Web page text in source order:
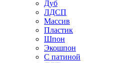
Дуб
ЛДСП
Массив
Пластик
Шпон
Экошпон
С патиной